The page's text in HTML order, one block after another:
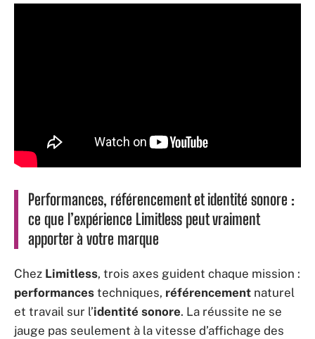
Performances, référencement et identité sonore :
ce que l’expérience Limitless peut vraiment
apporter à votre marque
Chez Limitless, trois axes guident chaque mission :
performances techniques, référencement naturel
et travail sur l’identité sonore. La réussite ne se
jauge pas seulement à la vitesse d’affichage des